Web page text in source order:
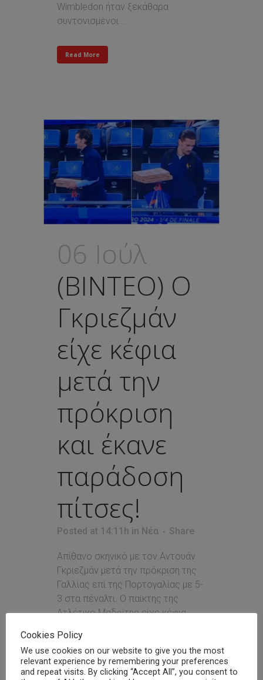
Wimbledon ήταν ξεκάθαρα
συντονισμένοι...
Read More
06 Ιούλ
(ΒΙΝΤΕΟ) Ο
Γκριεζμάν
είχε κέφια
μετά την
πρόκριση
και έκανε
παράδοση
πίτσες!
Posted at 14:11h in Νέα Share
Απίθανο σκηνικό με τον Αντουάν
Γκριεζμάν μετά την πρόκριση της
Γαλλίας επί της Πορτογαλίας με 5-
3 στα πέναλτι. Ο παίκτης της
Ατλέτικο Μαδρίτης είχε κέφια
μοιράζει πίτσα σε φίλους και
συγγενείς μετά τον αγώνα και να
μοιράζεται επίσης μια γλυκιά...
Cookies Policy
We use cookies on our website to give you the most
relevant experience by remembering your preferences
and repeat visits. By clicking “Accept All”, you consent to